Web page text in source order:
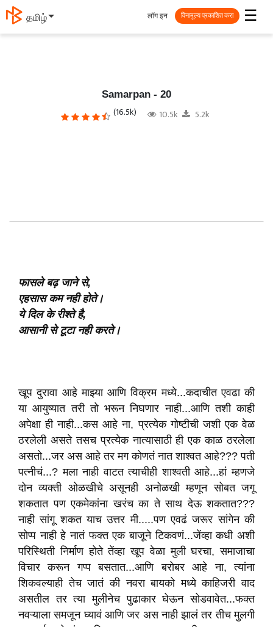
தமிழ் ☰
लॉग इन विनामूल्य प्रकाशित करा
Samarpan - 20
(16.5k) 10.5k 5.2k
फासले बढ़ जाने से,
एहसास कम नही होते।
ये दिल के रीश्ते है,
आसानी से टूटा नही करते।
खूप दुरावा आहे माझ्या आणि विक्रम मध्ये...कदाचीत एवढा की
या आयुष्यात तरी तो भरून निघणार नाही...आणि तशी काही
अपेक्षा ही नाही...कस आहे ना, प्रत्येक गोष्टीची जशी एक वेळ
ठरलेली असते तसच प्रत्येक नात्यासाठी ही एक काळ ठरलेला
असतो...जर अस आहे तर मग कोणतं नात शाश्वत आहे??? पती
पत्नीचं...? मला नाही वाटत त्याचीही शाश्वती आहे...हां म्हणजे
दोन व्यक्ती ओळखीचे असूनही अनोळखी म्हणून सोबत जगू
शकतात पण एकमेकांना खरंच का ते साथ देऊ शकतात???
नाही सांगू शकत याच उत्तर मी.....पण एवढं जरूर सांगेन की
सोप्प नाही हे नातं फक्त एक बाजूने टिकवणं...जेंव्हा कधी अशी
परिस्थिती निर्माण होते तेंव्हा खूप वेळा मुली घरचा, समाजाचा
विचार करून गप्प बसतात...आणि बरोबर आहे ना, त्यांना
शिकवल्याही तेच जातं की नवरा बायको मध्ये काहिजरी वाद
असतील तर त्या मुलीनेच पुढाकार घेऊन सोडवावेत...फक्त
नवऱ्याला समजून घ्यावं आणि जर अस नाही झालं तर तीच मुलगी